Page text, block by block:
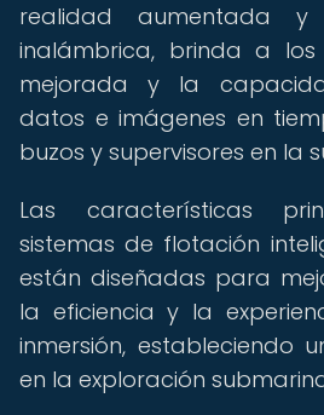
realidad aumentada y
inalámbrica, brinda a los
mejorada y la
datos e imágenes en
buzos y supervisores en la
Las características
sistemas de flotación
están diseñadas para
la eficiencia y la
inmersión, estableciendo
en la exploración